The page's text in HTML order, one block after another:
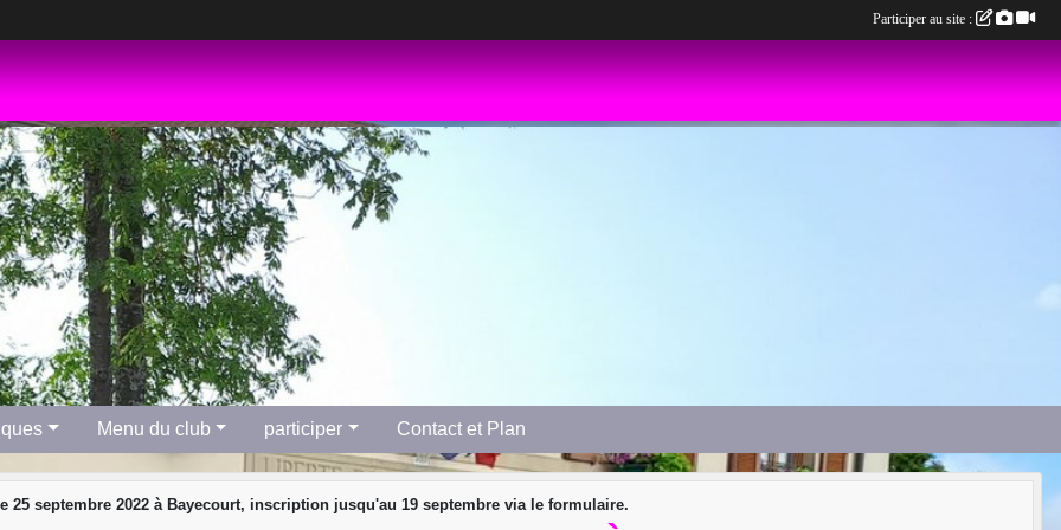
Menu du club participer Contact et Plan
25 septembre 2022 à Bayecourt, inscription jusqu'au 19 septembre via le formulaire.
Participer au site :